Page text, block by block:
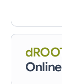
Online